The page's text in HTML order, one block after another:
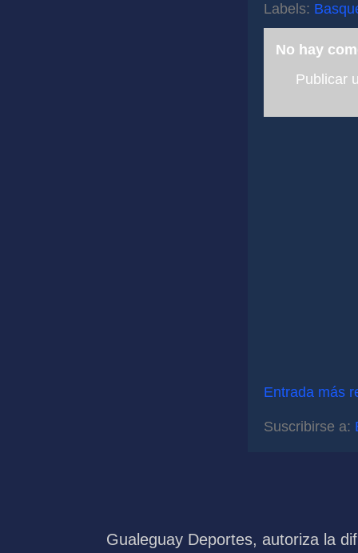
Labels:
No hay
Publicar
Entrada más
Suscribirse a:
Gualeguay Deportes, autoriza la